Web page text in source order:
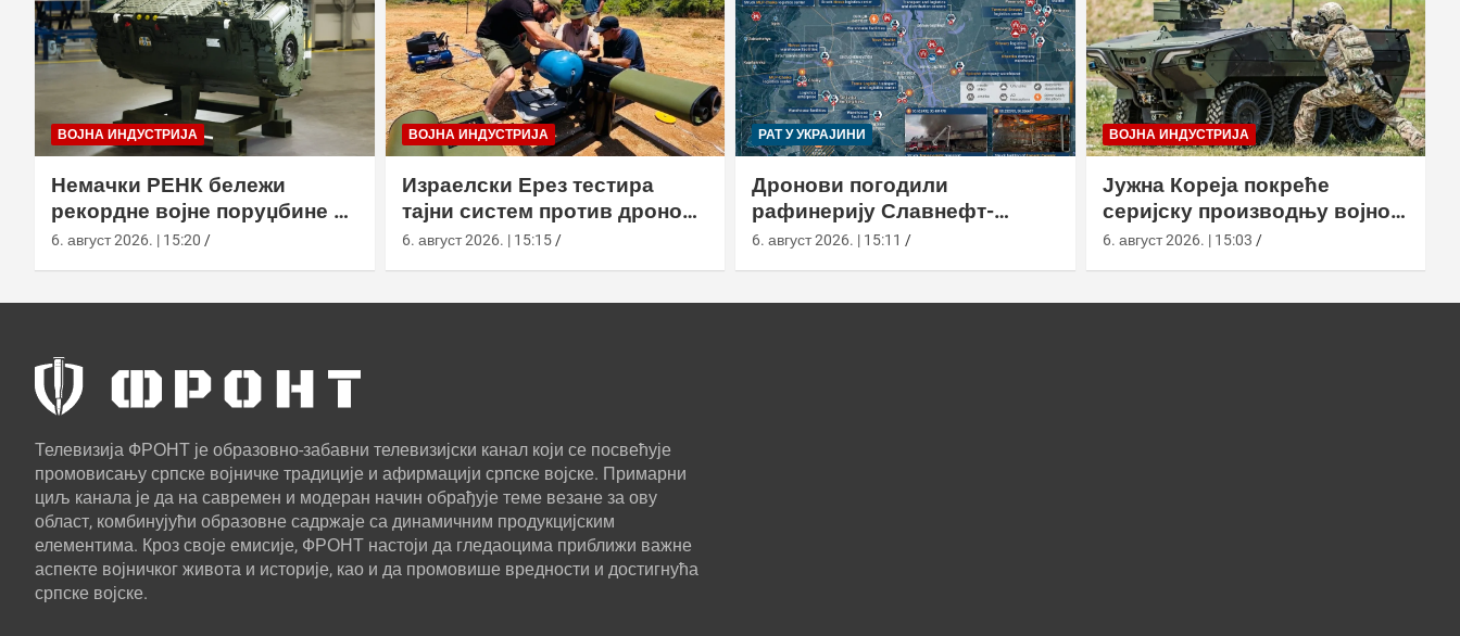
ВОЈНА ИНДУСТРИЈА
Немачки РЕНК бележи
рекордне војне поруџбине у
2026. години
6. август 2026. | 15:20
ВОЈНА ИНДУСТРИЈА
Израелски Ерез тестира
тајни систем против дронова
са капсулом и лансером
6. август 2026. | 15:15
РАТ У УКРАЈИНИ
Дронови погодили
рафинерију Славнефт-
ЈАНОС у Јарослављу
6. август 2026. | 15:11
ВОЈНА ИНДУСТРИЈА
Јужна Кореја покреће
серијску производњу војног
робота Арион-СМЕТ
6. август 2026. | 15:03
Телевизија ФРОНТ је образовно-забавни телевизијски канал који се посвећује
промовисању српске војничке традиције и афирмацији српске војске. Примарни
циљ канала је да на савремен и модеран начин обрађује теме везане за ову
област, комбинујући образовне садржаје са динамичним продукцијским
елементима. Кроз своје емисије, ФРОНТ настоји да гледаоцима приближи важне
аспекте војничког живота и историје, као и да промовише вредности и достигнућа
српске војске.